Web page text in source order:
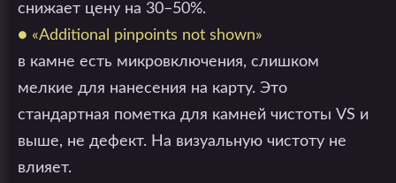
снижает цену на 30–50%.
● «Additional pinpoints not shown»
в камне есть микровключения, слишком
мелкие для нанесения на карту. Это
стандартная пометка для камней чистоты VS и
выше, не дефект. На визуальную чистоту не
влияет.